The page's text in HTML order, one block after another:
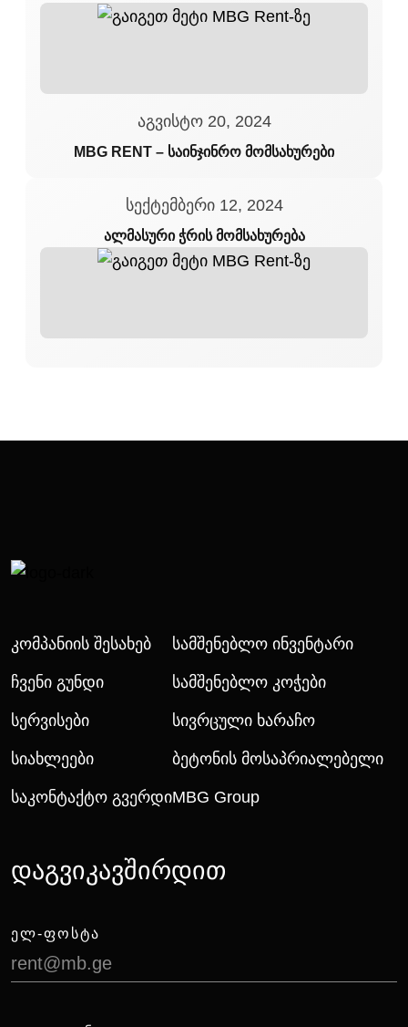
აგვისტო 20, 2024
MBG RENT – საინჯინრო მომსახურები
სექტემბერი 12, 2024
ალმასური ჭრის მომსახურება
Კომპანიის Შესახებ
Ჩვენი Გუნდი
Სერვისები
Სიახლეები
Საკონტაქტო Გვერდი
Სამშენებლო Ინვენტარი
Სამშენებლო Კოჭები
Სივრცული Ხარაჩო
Ბეტონის Მოსაპრიალებელი
MBG Group
დაგვიკავშირდით
ᲔᲚ-ᲤᲝᲡᲢᲐ
rent@mb.ge